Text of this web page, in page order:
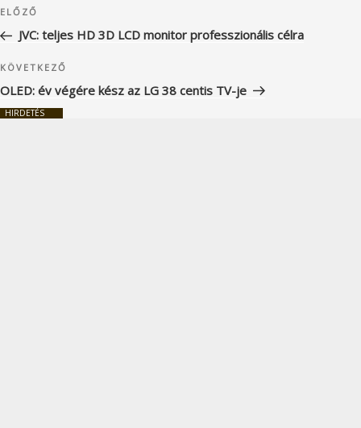
navigáció
Korábbi
bejegyzés
ELŐZŐ
JVC: teljes HD 3D LCD monitor professzionális célra
Következő
bejegyzés
KÖVETKEZŐ
OLED: év végére kész az LG 38 centis TV-je
HIRDETÉS